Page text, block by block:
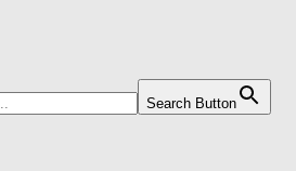
Search Button